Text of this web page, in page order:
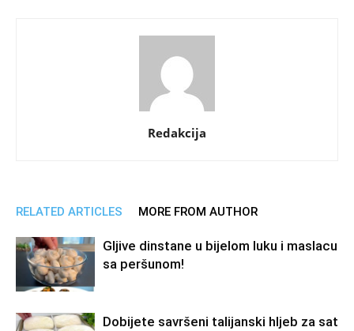
Redakcija
RELATED ARTICLES MORE FROM AUTHOR
Gljive dinstane u bijelom luku i maslacu
sa peršunom!
Dobijete savršeni talijanski hljeb za sat